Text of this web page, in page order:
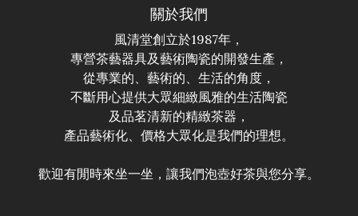
關於我們
風清堂創立於1987年，
專營茶藝器具及藝術陶瓷的開發生產，
從專業的、藝術的、生活的角度，
不斷用心提供大眾細緻風雅的生活陶瓷
及品茗清新的精緻茶器，
產品藝術化、價格大眾化是我們的理想。
歡迎有閒時來坐一坐，讓我們泡壺好茶與您分享。